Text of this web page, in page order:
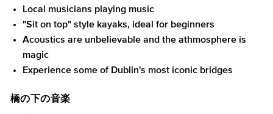
Local musicians playing music
"Sit on top" style kayaks, ideal for beginners
Acoustics are unbelievable and the athmosphere is
magic
Experience some of Dublin's most iconic bridges
橋の下の音楽